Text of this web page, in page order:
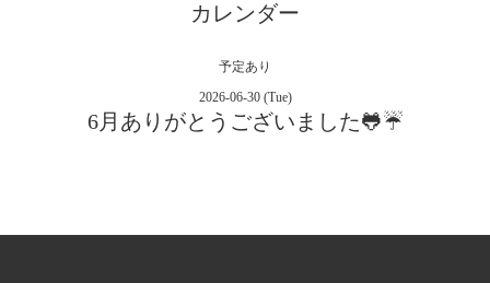
カレンダー
予定あり
2026-06-30 (Tue)
6月ありがとうございました🐸☔️